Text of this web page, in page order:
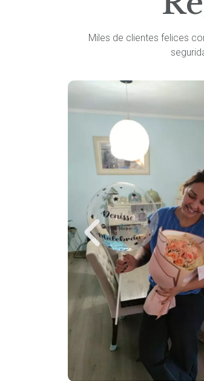
Miles de clientes felices